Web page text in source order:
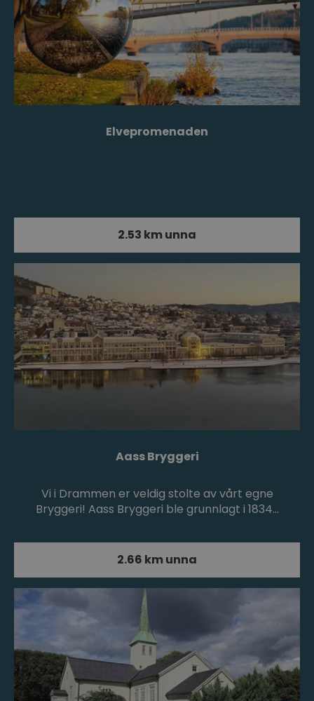
Elvepromenaden
2.53 km unna
Aass Bryggeri
Vi i Drammen er veldig stolte av vårt egne
Bryggeri! Aass Bryggeri ble grunnlagt i 1834…
2.66 km unna